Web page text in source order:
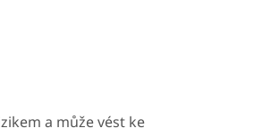
a může vést ke